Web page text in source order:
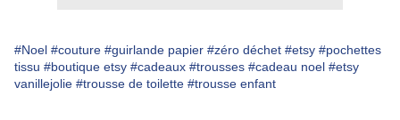
#Noel #couture #guirlande papier #zéro déchet #etsy #pochettes
tissu #boutique etsy #cadeaux #trousses #cadeau noel #etsy
vanillejolie #trousse de toilette #trousse enfant